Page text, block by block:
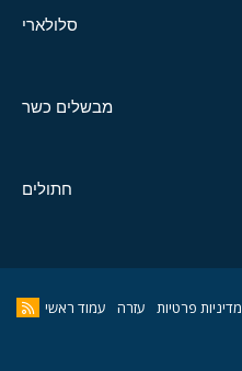
סלולארי
מבשלים כשר
חתולים
מדיניות פרטיות עזרה עמוד ראשי